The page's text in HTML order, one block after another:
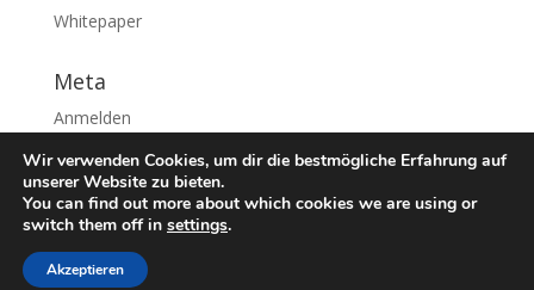
Whitepaper
Meta
Anmelden
Eintrags-Feed
Kommentar-Feed
WordPress.org
Wir verwenden Cookies, um dir die bestmögliche Erfahrung auf
unserer Website zu bieten.
You can find out more about which cookies we are using or
switch them off in settings.
Akzeptieren